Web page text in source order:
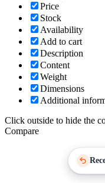
Price
Stock
Availability
Add to cart
Description
Content
Weight
Dimensions
Additional
Click outside to hide the
Compare